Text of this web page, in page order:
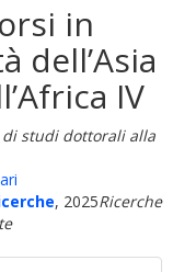
in
dell’Asia
IV
studi dottorali alla
, 2025Ricerche